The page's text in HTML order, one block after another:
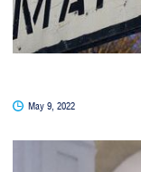
May 9, 2022